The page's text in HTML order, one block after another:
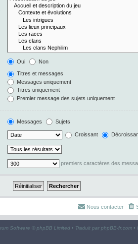
Oui Non
Titres et messages
Messages uniquement
Titres uniquement
Premier message des sujets uniquement
Messages Sujets
Croissant
premiers caractères des
Nous contacter
Software © phpBB Limited • Traduit par phpBB-fr.com •